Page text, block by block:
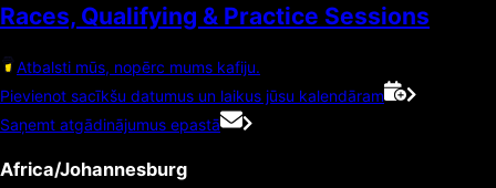
Races, Qualifying & Practice Sessions
Atbalsti mūs, nopērc mums kafiju.
Pievienot sacīkšu datumus un laikus jūsu kalendāram
Saņemt atgādinājumus epastā
Africa/Johannesburg